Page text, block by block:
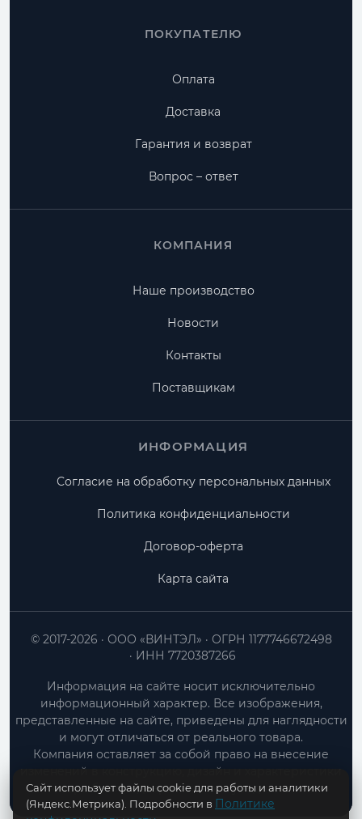
ПОКУПАТЕЛЮ
Оплата
Доставка
Гарантия и возврат
Вопрос – ответ
КОМПАНИЯ
Наше производство
Новости
Контакты
Поставщикам
ИНФОРМАЦИЯ
Согласие на обработку персональных данных
Политика конфиденциальности
Договор-оферта
Карта сайта
ООО «ВИНТЭЛ»
ОГРН 1177746672498
ИНН 7720387266
© 2017-2026
Информация на сайте носит исключительно
информационный характер. Все изображения,
представленные на сайте, приведены для наглядности
и могут отличаться от реального товара.
Компания оставляет за собой право на внесение
изменений в конструкцию, дизайн и характеристики
товара без предварительного уведомления.
Сайт использует файлы cookie для работы и аналитики
(Яндекс.Метрика). Подробности в Политике